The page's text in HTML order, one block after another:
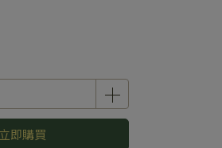
立即購買